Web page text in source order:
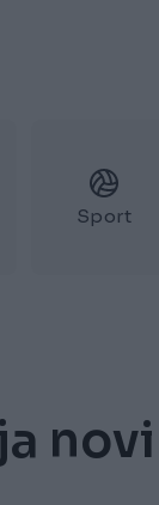
Sport